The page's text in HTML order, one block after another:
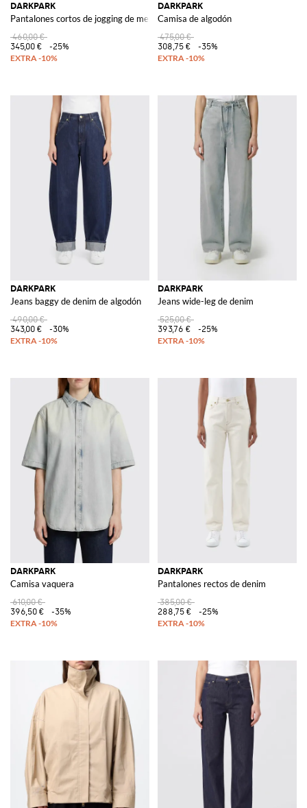
DARKPARK
Pantalones cortos de jogging de mezclilla
460,00 €
345,00 €
-25%
DARKPARK
Camisa de algodón
475,00 €
308,75 €
-35%
DARKPARK
Jeans baggy de denim de algodón
490,00 €
343,00 €
-30%
DARKPARK
Jeans wide-leg de denim
525,00 €
393,76 €
-25%
DARKPARK
Camisa vaquera
610,00 €
396,50 €
-35%
DARKPARK
Pantalones rectos de denim
385,00 €
288,75 €
-25%